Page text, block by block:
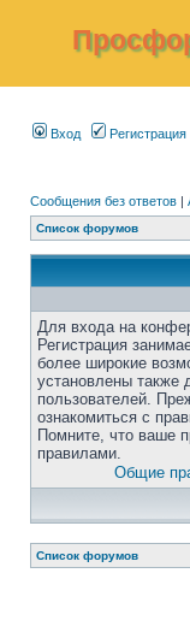
Вход Регистрация
Сообщения без ответов |
Список форумов
Для входа на
Регистрация
более широкие
установлены также
пользователей.
ознакомиться с
Помните, что ваше
правилами.
Общие
Список форумов